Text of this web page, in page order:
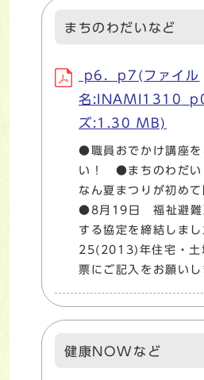
まちのわだいなど
p6．p7(ファイル
名
ズ:1.30 MB)
●職員おでかけ講座を
い！ ●まちのわだ
なん夏まつりが初め
●8月19日 福祉避難
する協定を締結しま
25(2013)年住宅・
票にご記入をお願いし
健康NOWなど